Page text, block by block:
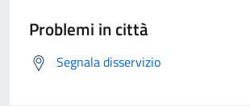
Problemi in città
Segnala disservizio